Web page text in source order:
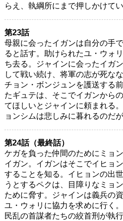
らえ、執綱所にまで押しかけてい
第23話
母親に会ったイガンは自分の手
ると話す。助けられたユ・ウォ
ち去る。ジャインに会ったイガ
して戦い続け、将軍の志が死な
チョン・ボンジュンを護送する
たギュテは、そこでイガンから
てほしいとジャインに頼まれる
ョンシムは悲しみに暮れるのだが
第24話（最終話）
ケガを負った仲間のためにミョ
イガン。イガンはそこでイヒョ
することを知る。イヒョンの出
うとするペクは、目障りなミョ
ために脅す。ジャインは義兵の
ユ・ウォリに協力を求めに行く
民乱の首謀者たちの絞首刑が執